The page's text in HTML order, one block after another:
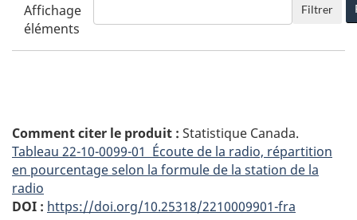
Affichage
éléments
Filtrer
Comment citer le produit : Statistique Canada.
Tableau 22-10-0099-01 Écoute de la radio, répartition
en pourcentage selon la formule de la station de la
radio
DOI : https://doi.org/10.25318/2210009901-fra